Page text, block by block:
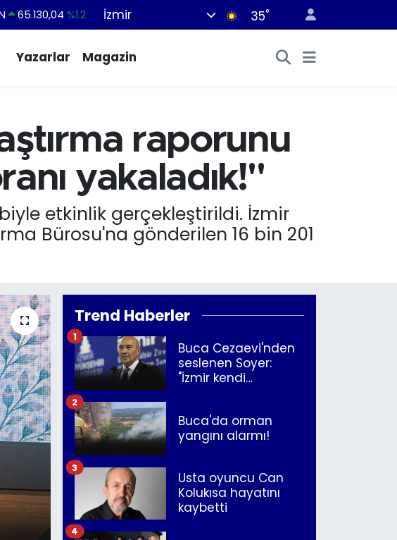
47,7106 %0.17
64,4046 %0.35
65.130,04%1.2
İzmir 35°
Yazarlar Magazin
raporunu
yakaladık!"
etkinlik gerçekleştirildi. İzmir
Bürosu'na gönderilen 16 bin 201
Trend Haberler
Buca Cezaevi'nden
seslenen Soyer:
"İzmir kendi
1
Buca'da orman
yangını alarmı!
2
Usta oyuncu Can
Kolukısa hayatını
kaybetti
3
4